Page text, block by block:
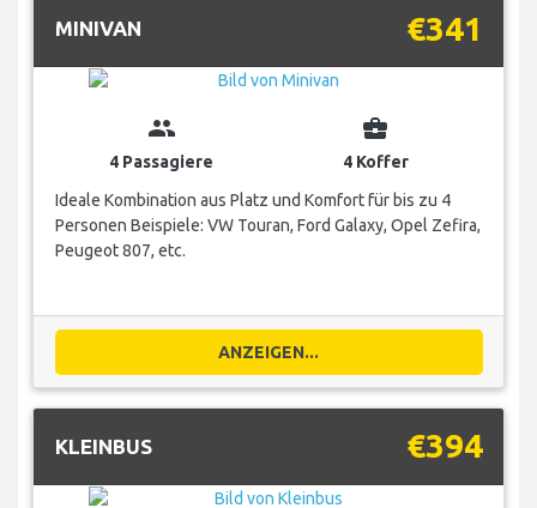
MINIVAN €341
group
4 Passagiere
business_center
4 Koffer
Ideale Kombination aus Platz und Komfort für bis zu 4
Personen Beispiele: VW Touran, Ford Galaxy, Opel Zefira,
Peugeot 807, etc.
ANZEIGEN...
KLEINBUS €394